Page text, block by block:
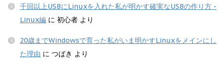
千回以上USBにLinuxを入れた私が明かす確実なUSBの作り方 -
Linux編 に 初心者 より
20歳までWindowsで育った私がいま明かすLinuxをメインにし
た理由 に つばき より